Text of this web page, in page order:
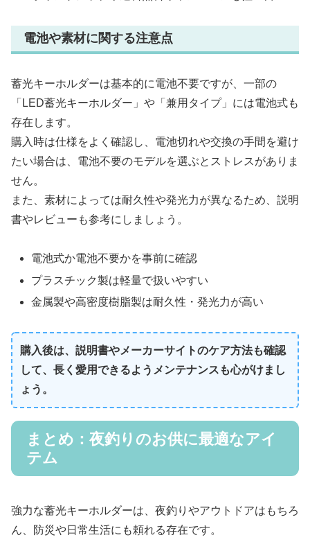
電池や素材に関する注意点
蓄光キーホルダーは基本的に電池不要ですが、一部の
「LED蓄光キーホルダー」や「兼用タイプ」には電池式も
存在します。
購入時は仕様をよく確認し、電池切れや交換の手間を避け
たい場合は、電池不要のモデルを選ぶとストレスがありま
せん。
また、素材によっては耐久性や発光力が異なるため、説明
書やレビューも参考にしましょう。
電池式か電池不要かを事前に確認
プラスチック製は軽量で扱いやすい
金属製や高密度樹脂製は耐久性・発光力が高い
購入後は、説明書やメーカーサイトのケア方法も確認
して、長く愛用できるようメンテナンスも心がけまし
ょう。
まとめ：夜釣りのお供に最適なアイ
テム
強力な蓄光キーホルダーは、夜釣りやアウトドアはもちろ
ん、防災や日常生活にも頼れる存在です。